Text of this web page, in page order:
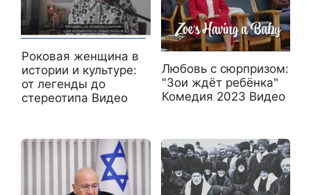
Роковая женщина в
истории и культуре:
от легенды до
стереотипа Видео
Любовь с сюрпризом:
"Зои ждёт ребёнка"
Комедия 2023 Видео